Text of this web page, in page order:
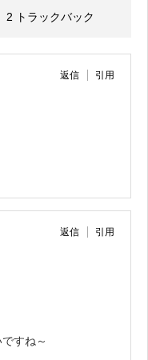
2 トラックバック
返信 引用
返信 引用
すね～